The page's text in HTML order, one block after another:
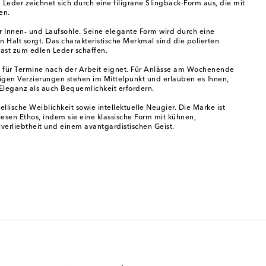
zeichnet sich durch eine filigrane Slingback-Form aus, die mit
und Laufsohle. Seine elegante Form wird durch eine
sorgt. Das charakteristische Merkmal sind die polierten
zum edlen Leder schaffen.
Termine nach der Arbeit eignet. Für Anlässe am Wochenende
Verzierungen stehen im Mittelpunkt und erlauben es Ihnen,
als auch Bequemlichkeit erfordern.
Weiblichkeit sowie intellektuelle Neugier. Die Marke ist
Ethos, indem sie eine klassische Form mit kühnen,
und einem avantgardistischen Geist.